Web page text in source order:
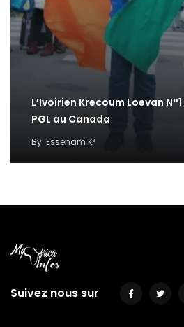
L’Ivoirien Krecoum Loevan
PGL au Canada
By Essenam K²
Suivez nous sur